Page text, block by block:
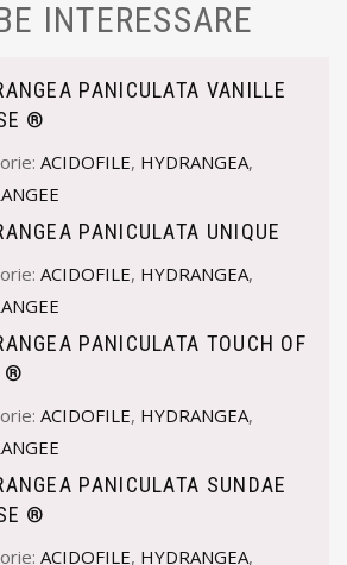
INTERESSARE
PANICULATA VANILLE
®
ACIDOFILE, HYDRANGEA,
PANICULATA UNIQUE
ACIDOFILE, HYDRANGEA,
PANICULATA TOUCH OF
®
ACIDOFILE, HYDRANGEA,
PANICULATA SUNDAE
®
ACIDOFILE, HYDRANGEA,